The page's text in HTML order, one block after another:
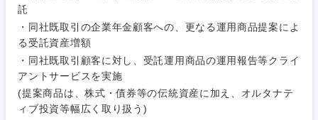
託
・同社既取引の企業年金顧客への、更なる運用商品提案によ
る受託資産増額
・同社既取引顧客に対し、受託運用商品の運用報告等クライ
アントサービスを実施
(提案商品は、株式・債券等の伝統資産に加え、オルタナテ
ィブ投資等幅広く取り扱う)
経営企
画・事業
企画
経営ボー
ド
画
事業企画・事業開発
経営企画・事業企画
経営ボード
管理
商社・卸
エネルギー・資源・環境
北海道・東北地方
北海道
秋田県
希望年収
推奨年齢
20代 30代